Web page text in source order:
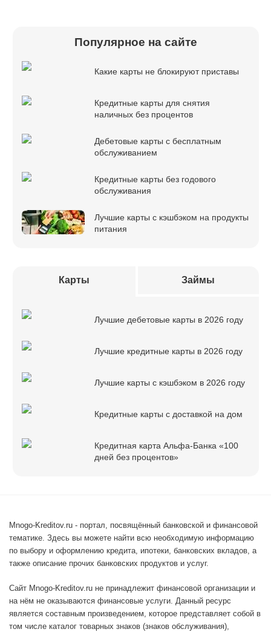
Популярное на сайте
Какие карты не блокируют приставы
Кредитные карты для снятия
наличных без процентов
Дебетовые карты с бесплатным
обслуживанием
Кредитные карты без годового
обслуживания
Лучшие карты с кэшбэком на продукты
питания
Карты Займы
Лучшие дебетовые карты в 2026 году
Лучшие кредитные карты в 2026 году
Лучшие карты с кэшбэком в 2026 году
Кредитные карты с доставкой на дом
Кредитная карта Альфа-Банка «100
дней без процентов»
Mnogo-Kreditov.ru - портал, посвящённый банковской и финансовой
тематике. Здесь вы можете найти всю необходимую информацию
по выбору и оформлению кредита, ипотеки, банковских вкладов, а
также описание прочих банковских продуктов и услуг.
Сайт Mnogo-Kreditov.ru не принадлежит финансовой организации и
на нём не оказываются финансовые услуги. Данный ресурс
является составным произведением, которое представляет собой в
том числе каталог товарных знаков (знаков обслуживания),